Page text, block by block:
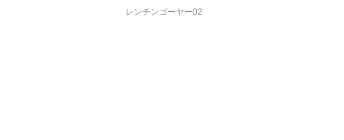
レンチンゴーヤー02